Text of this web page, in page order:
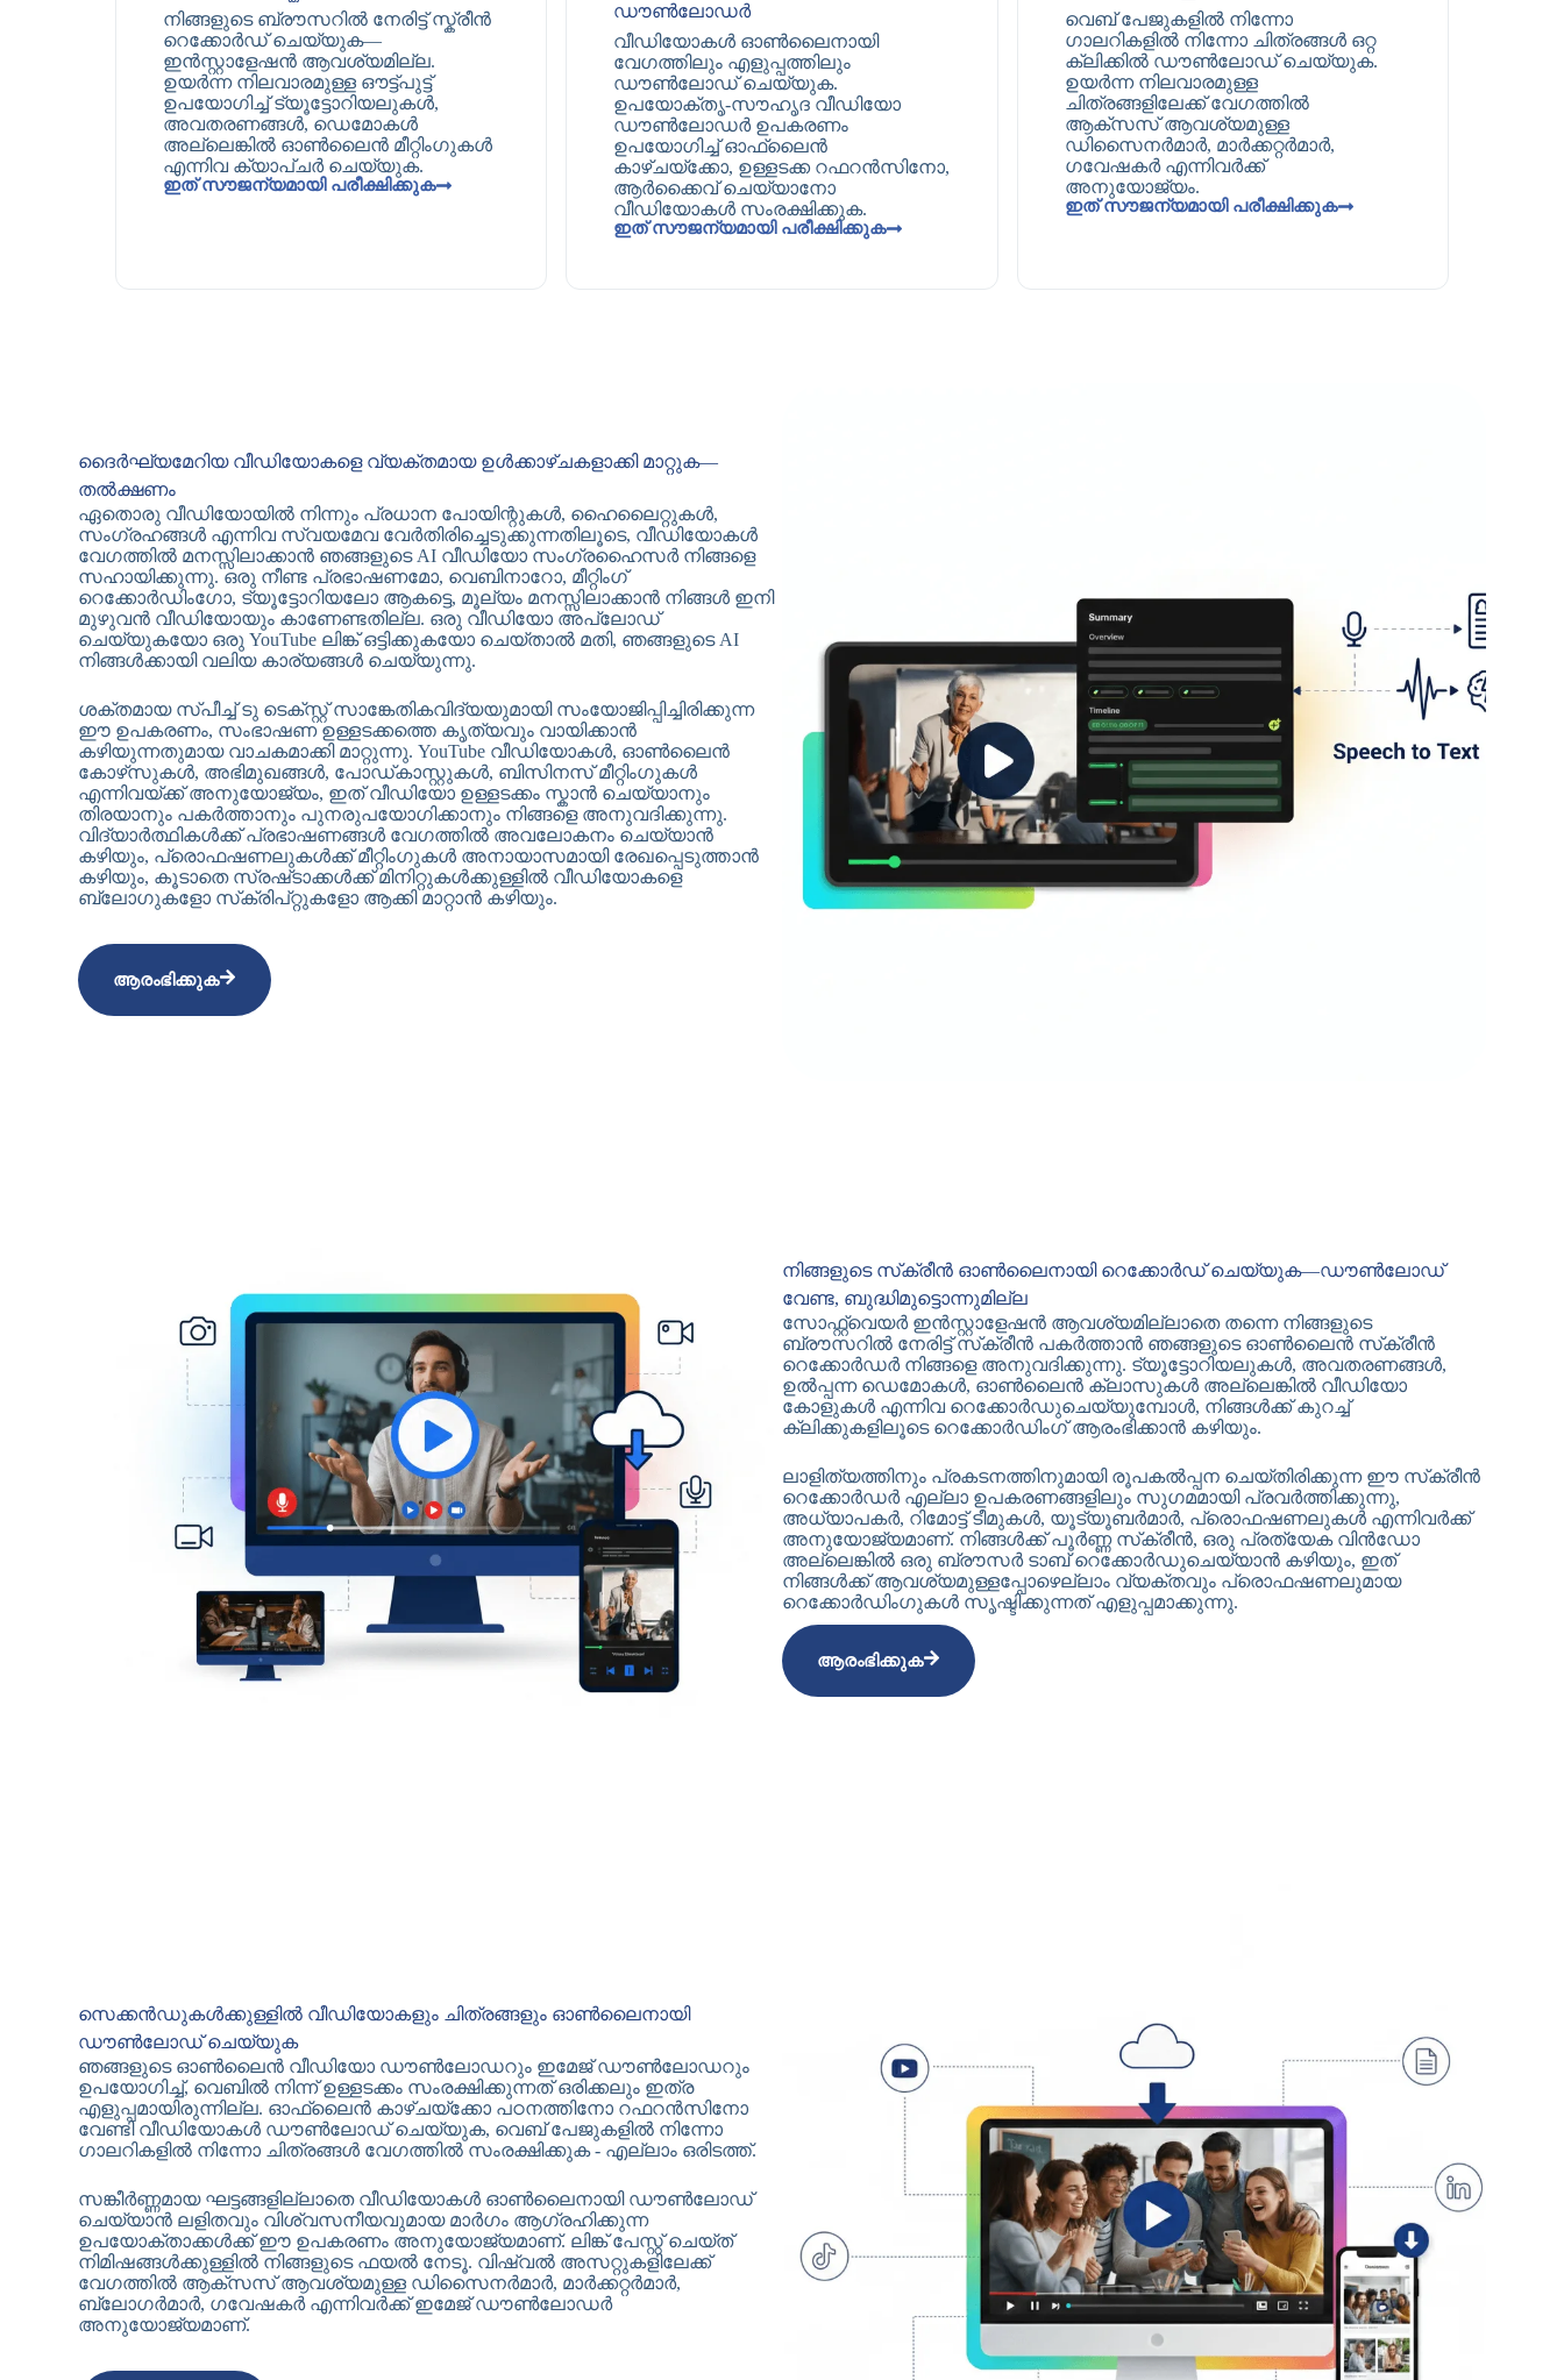
നിങ്ങളുടെ ബ്രൗസറിൽ നേരിട്ട് സ്ക്രീൻ
റെക്കോർഡ് ചെയ്യുക—
ഇൻസ്റ്റാളേഷൻ ആവശ്യമില്ല.
ഉയർന്ന നിലവാരമുള്ള ഔട്ട്‌പുട്ട്
ഉപയോഗിച്ച് ട്യൂട്ടോറിയലുകൾ,
അവതരണങ്ങൾ, ഡെമോകൾ
അല്ലെങ്കിൽ ഓൺലൈൻ മീറ്റിംഗുകൾ
എന്നിവ ക്യാപ്‌ചർ ചെയ്യുക.
ഇത് സൗജന്യമായി പരീക്ഷിക്കുക
ഡൗൺലോഡർ
വീഡിയോകൾ ഓൺലൈനായി
വേഗത്തിലും എളുപ്പത്തിലും
ഡൗൺലോഡ് ചെയ്യുക.
ഉപയോക്തൃ-സൗഹൃദ വീഡിയോ
ഡൗൺലോഡർ ഉപകരണം
ഉപയോഗിച്ച് ഓഫ്‌ലൈൻ
കാഴ്ചയ്ക്കോ, ഉള്ളടക്ക റഫറൻസിനോ,
ആർക്കൈവ് ചെയ്യാനോ
വീഡിയോകൾ സംരക്ഷിക്കുക.
ഇത് സൗജന്യമായി പരീക്ഷിക്കുക
വെബ് പേജുകളിൽ നിന്നോ
ഗാലറികളിൽ നിന്നോ ചിത്രങ്ങൾ ഒറ്റ
ക്ലിക്കിൽ ഡൗൺലോഡ് ചെയ്യുക.
ഉയർന്ന നിലവാരമുള്ള
ചിത്രങ്ങളിലേക്ക് വേഗത്തിൽ
ആക്‌സസ് ആവശ്യമുള്ള
ഡിസൈനർമാർ, മാർക്കറ്റർമാർ,
ഗവേഷകർ എന്നിവർക്ക്
അനുയോജ്യം.
ഇത് സൗജന്യമായി പരീക്ഷിക്കുക
ദൈർഘ്യമേറിയ വീഡിയോകളെ വ്യക്തമായ ഉൾക്കാഴ്ചകളാക്കി മാറ്റുക—
തൽക്ഷണം
ഏതൊരു വീഡിയോയിൽ നിന്നും പ്രധാന പോയിന്റുകൾ, ഹൈലൈറ്റുകൾ,
സംഗ്രഹങ്ങൾ എന്നിവ സ്വയമേവ വേർതിരിച്ചെടുക്കുന്നതിലൂടെ, വീഡിയോകൾ
വേഗത്തിൽ മനസ്സിലാക്കാൻ ഞങ്ങളുടെ AI വീഡിയോ സംഗ്രഹൈസർ നിങ്ങളെ
സഹായിക്കുന്നു. ഒരു നീണ്ട പ്രഭാഷണമോ, വെബിനാറോ, മീറ്റിംഗ്
റെക്കോർഡിംഗോ, ട്യൂട്ടോറിയലോ ആകട്ടെ, മൂല്യം മനസ്സിലാക്കാൻ നിങ്ങൾ ഇനി
മുഴുവൻ വീഡിയോയും കാണേണ്ടതില്ല. ഒരു വീഡിയോ അപ്‌ലോഡ്
ചെയ്യുകയോ ഒരു YouTube ലിങ്ക് ഒട്ടിക്കുകയോ ചെയ്താൽ മതി, ഞങ്ങളുടെ AI
നിങ്ങൾക്കായി വലിയ കാര്യങ്ങൾ ചെയ്യുന്നു.
ശക്തമായ സ്പീച്ച് ടു ടെക്സ്റ്റ് സാങ്കേതികവിദ്യയുമായി സംയോജിപ്പിച്ചിരിക്കുന്ന
ഈ ഉപകരണം, സംഭാഷണ ഉള്ളടക്കത്തെ കൃത്യവും വായിക്കാൻ
കഴിയുന്നതുമായ വാചകമാക്കി മാറ്റുന്നു. YouTube വീഡിയോകൾ, ഓൺലൈൻ
കോഴ്‌സുകൾ, അഭിമുഖങ്ങൾ, പോഡ്‌കാസ്റ്റുകൾ, ബിസിനസ് മീറ്റിംഗുകൾ
എന്നിവയ്‌ക്ക് അനുയോജ്യം, ഇത് വീഡിയോ ഉള്ളടക്കം സ്കാൻ ചെയ്യാനും
തിരയാനും പകർത്താനും പുനരുപയോഗിക്കാനും നിങ്ങളെ അനുവദിക്കുന്നു.
വിദ്യാർത്ഥികൾക്ക് പ്രഭാഷണങ്ങൾ വേഗത്തിൽ അവലോകനം ചെയ്യാൻ
കഴിയും, പ്രൊഫഷണലുകൾക്ക് മീറ്റിംഗുകൾ അനായാസമായി രേഖപ്പെടുത്താൻ
കഴിയും, കൂടാതെ സ്രഷ്‌ടാക്കൾക്ക് മിനിറ്റുകൾക്കുള്ളിൽ വീഡിയോകളെ
ബ്ലോഗുകളോ സ്‌ക്രിപ്റ്റുകളോ ആക്കി മാറ്റാൻ കഴിയും.
ആരംഭിക്കുക
നിങ്ങളുടെ സ്‌ക്രീൻ ഓൺലൈനായി റെക്കോർഡ് ചെയ്യുക—ഡൗൺലോഡ്
വേണ്ട, ബുദ്ധിമുട്ടൊന്നുമില്ല
സോഫ്റ്റ്‌വെയർ ഇൻസ്റ്റാളേഷൻ ആവശ്യമില്ലാതെ തന്നെ നിങ്ങളുടെ
ബ്രൗസറിൽ നേരിട്ട് സ്‌ക്രീൻ പകർത്താൻ ഞങ്ങളുടെ ഓൺലൈൻ സ്‌ക്രീൻ
റെക്കോർഡർ നിങ്ങളെ അനുവദിക്കുന്നു. ട്യൂട്ടോറിയലുകൾ, അവതരണങ്ങൾ,
ഉൽപ്പന്ന ഡെമോകൾ, ഓൺലൈൻ ക്ലാസുകൾ അല്ലെങ്കിൽ വീഡിയോ
കോളുകൾ എന്നിവ റെക്കോർഡുചെയ്യുമ്പോൾ, നിങ്ങൾക്ക് കുറച്ച്
ക്ലിക്കുകളിലൂടെ റെക്കോർഡിംഗ് ആരംഭിക്കാൻ കഴിയും.
ലാളിത്യത്തിനും പ്രകടനത്തിനുമായി രൂപകൽപ്പന ചെയ്‌തിരിക്കുന്ന ഈ സ്‌ക്രീൻ
റെക്കോർഡർ എല്ലാ ഉപകരണങ്ങളിലും സുഗമമായി പ്രവർത്തിക്കുന്നു,
അധ്യാപകർ, റിമോട്ട് ടീമുകൾ, യൂട്യൂബർമാർ, പ്രൊഫഷണലുകൾ എന്നിവർക്ക്
അനുയോജ്യമാണ്. നിങ്ങൾക്ക് പൂർണ്ണ സ്‌ക്രീൻ, ഒരു പ്രത്യേക വിൻഡോ
അല്ലെങ്കിൽ ഒരു ബ്രൗസർ ടാബ് റെക്കോർഡുചെയ്യാൻ കഴിയും, ഇത്
നിങ്ങൾക്ക് ആവശ്യമുള്ളപ്പോഴെല്ലാം വ്യക്തവും പ്രൊഫഷണലുമായ
റെക്കോർഡിംഗുകൾ സൃഷ്ടിക്കുന്നത് എളുപ്പമാക്കുന്നു.
ആരംഭിക്കുക
സെക്കൻഡുകൾക്കുള്ളിൽ വീഡിയോകളും ചിത്രങ്ങളും ഓൺലൈനായി
ഡൗൺലോഡ് ചെയ്യുക
ഞങ്ങളുടെ ഓൺലൈൻ വീഡിയോ ഡൗൺലോഡറും ഇമേജ് ഡൗൺലോഡറും
ഉപയോഗിച്ച്, വെബിൽ നിന്ന് ഉള്ളടക്കം സംരക്ഷിക്കുന്നത് ഒരിക്കലും ഇത്ര
എളുപ്പമായിരുന്നില്ല. ഓഫ്‌ലൈൻ കാഴ്ചയ്ക്കോ പഠനത്തിനോ റഫറൻസിനോ
വേണ്ടി വീഡിയോകൾ ഡൗൺലോഡ് ചെയ്യുക, വെബ് പേജുകളിൽ നിന്നോ
ഗാലറികളിൽ നിന്നോ ചിത്രങ്ങൾ വേഗത്തിൽ സംരക്ഷിക്കുക - എല്ലാം ഒരിടത്ത്.
സങ്കീർണ്ണമായ ഘട്ടങ്ങളില്ലാതെ വീഡിയോകൾ ഓൺലൈനായി ഡൗൺലോഡ്
ചെയ്യാൻ ലളിതവും വിശ്വസനീയവുമായ മാർഗം ആഗ്രഹിക്കുന്ന
ഉപയോക്താക്കൾക്ക് ഈ ഉപകരണം അനുയോജ്യമാണ്. ലിങ്ക് പേസ്റ്റ് ചെയ്‌ത്
നിമിഷങ്ങൾക്കുള്ളിൽ നിങ്ങളുടെ ഫയൽ നേടൂ. വിഷ്വൽ അസറ്റുകളിലേക്ക്
വേഗത്തിൽ ആക്‌സസ് ആവശ്യമുള്ള ഡിസൈനർമാർ, മാർക്കറ്റർമാർ,
ബ്ലോഗർമാർ, ഗവേഷകർ എന്നിവർക്ക് ഇമേജ് ഡൗൺലോഡർ
അനുയോജ്യമാണ്.